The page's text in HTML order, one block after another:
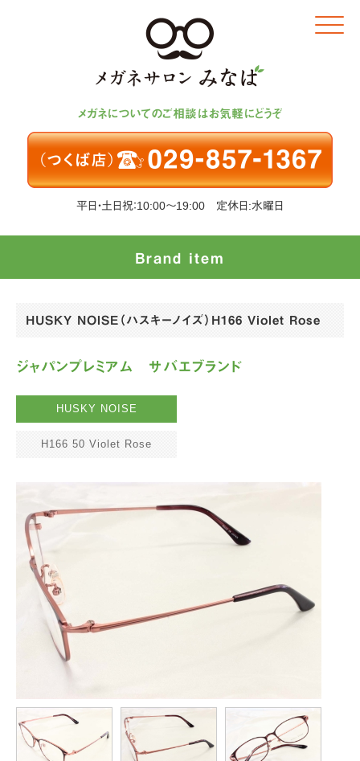
メガネについてのご相談はお気軽にどうぞ
平日・土日祝：10:00～19:00 定休日:水曜日
Click
Brand item
HUSKY NOISE（ハスキーノイズ）H166 Violet Rose
ジャパンプレミアム サバエブランド
HUSKY NOISE
H166 50 Violet Rose